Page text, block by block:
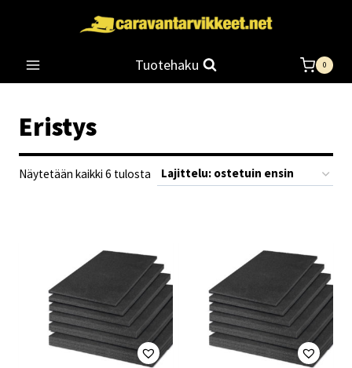
Tuotehaku 0
Eristys
Näytetään kaikki 6 tulosta Suosituimmat